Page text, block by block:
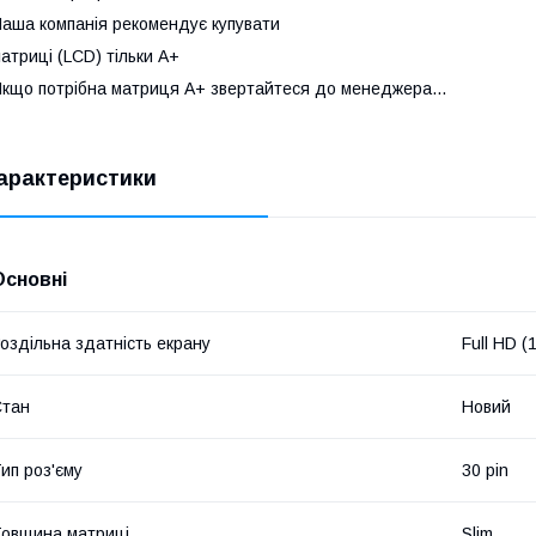
компанія рекомендує купувати
(LCD) тільки А+
потрібна матриця А+ звертайтеся до менеджера...
здатність екрану Full HD
Новий
роз'єму 30 pin